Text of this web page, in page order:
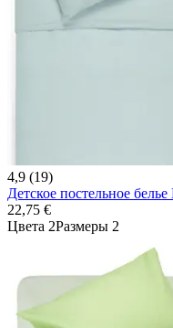
4,9 (19)
Детское постельное
22,75 €
Цвета 2Размеры 2